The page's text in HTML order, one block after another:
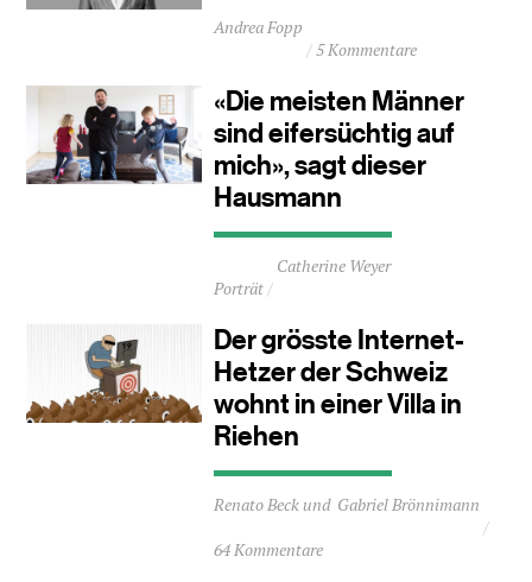
Durchschnittliche
Lesezeit
Minuten
Andrea Fopp
5 Kommentare
«Die meisten Männer
sind eifersüchtig auf
mich», sagt dieser
Hausmann
Durchschnittliche
Lesezeit
ca.
Minuten
Porträt
Catherine Weyer
Der grösste Internet-
Hetzer der Schweiz
wohnt in einer Villa in
Riehen
Durchschnittliche
Lesezeit
3
Renato Beck Gabriel Brönnimann
64 Kommentare